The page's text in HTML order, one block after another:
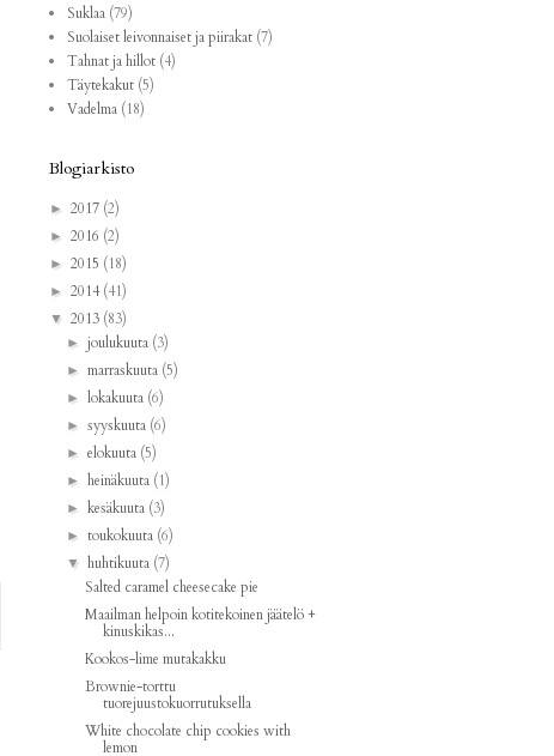
Suklaa (79)
Suolaiset leivonnaiset ja piirakat (7)
Tahnat ja hillot (4)
Täytekakut (5)
Vadelma (18)
Blogiarkisto
► 2017 (2)
► 2016 (2)
► 2015 (18)
► 2014(41)
▼ 2013 (83)
►joulukuuta (3)
►marraskuuta (5)
►lokakuuta (6)
►syyskuuta (6)
►elokuuta (5)
►heinäkuuta (1)
►kesäkuuta (3)
►toukokuuta (6)
▼huhtikuuta (7)
Salted caramel cheesecake pie
Maailman helpoin kotitekoinen jäätelö +
kinuskikas...
Kookos-lime mutakakku
Brownie-torttu
tuorejuustokuorrutuksella
White chocolate chip cookies with
lemon